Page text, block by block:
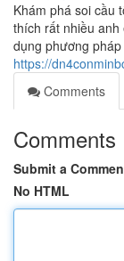
Khám phá soi cầu
thích rất nhiều anh
dụng phương
https://
Comments
Comments
Submit a
No HTML